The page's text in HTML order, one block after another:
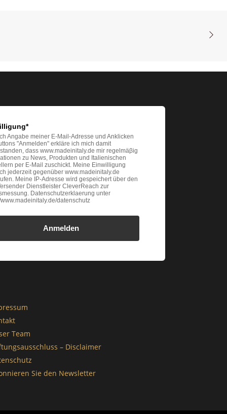
Angabe meiner E-Mail-Adresse und Anklicken
"Anmelden" erkläre ich mich damit
dass www.madeinitaly.de mir regelmäβig
zu News, Produkten und Italienischen
per E-Mail zuschickt. Meine Einwilligung
jederzeit gegenüber www.madeinitaly.de
Meine IP-Adresse wird gespeichert über den
Dienstleister CleverReach zur
Datenschutzerklaerung unter
datenschutz
Anmelden
Team
– Disclaimer
Sie den Newsletter